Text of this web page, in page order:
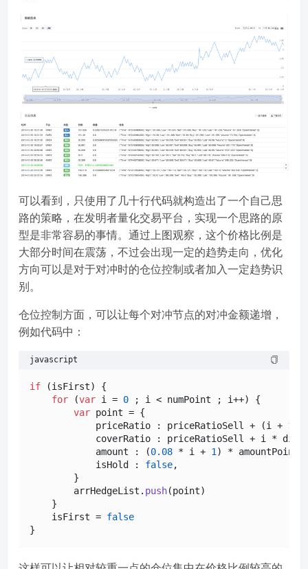
可以看到，只使用了几十行代码就构造出了一个自己思
路的策略，在发明者量化交易平台，实现一个思路的原
型是非常容易的事情。通过上图观察，这个价格比例是
大部分时间在震荡，不过会出现一定的趋势走向，优化
方向可以是对于对冲时的仓位控制或者加入一定趋势识
别。
仓位控制方面，可以让每个对冲节点的对冲金额递增，
例如代码中：
javascript
if (isFirst) {
for (var i = 0 ; i < numPoint ; i++) {
var point = {
            priceRatio : priceRatioSell + (i +
1
coverRatio : priceRatioSell + i *
            amount : (
0.08 * i + 1 ) *
            isHold :
false,
        }
        arrHedgeList.
push(point)
    }
    isFirst =
false